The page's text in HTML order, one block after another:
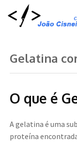
Gelatina
O que é
A gelatina é uma
proteína